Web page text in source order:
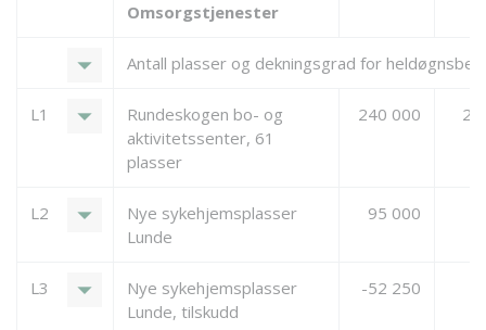
Omsorgstjenester
arrow_drop_down Antall plasser og dekningsgrad for
L1 arrow_drop_down
Rundeskogen bo- og
aktivitetssenter, 61
plasser
240 000
L2 arrow_drop_down
Nye sykehjemsplasser
Lunde
95 000
L3 arrow_drop_down
Nye sykehjemsplasser
Lunde, tilskudd
-52 250